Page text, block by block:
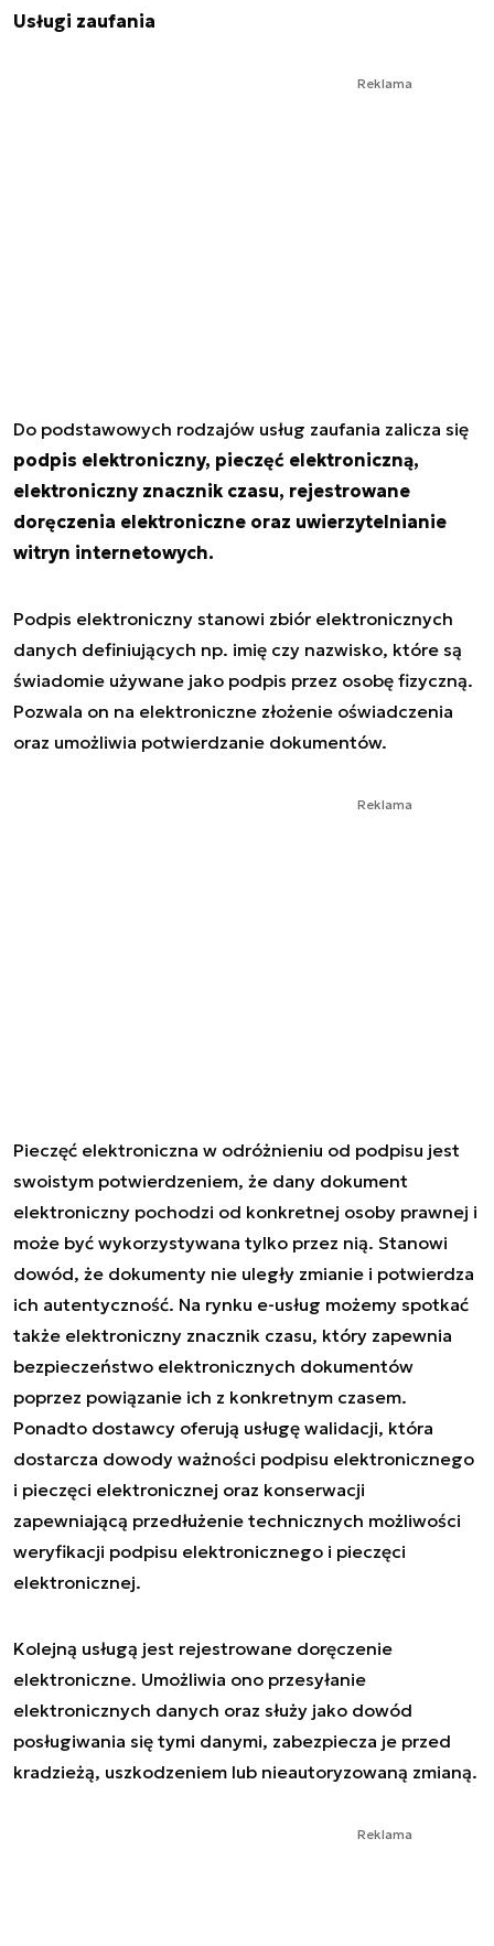
Usługi zaufania
Reklama
Do podstawowych rodzajów usług zaufania zalicza się
podpis elektroniczny, pieczęć elektroniczną,
elektroniczny znacznik czasu, rejestrowane
doręczenia elektroniczne oraz uwierzytelnianie
witryn internetowych.
Podpis elektroniczny stanowi zbiór elektronicznych
danych definiujących np. imię czy nazwisko, które są
świadomie używane jako podpis przez osobę fizyczną.
Pozwala on na elektroniczne złożenie oświadczenia
oraz umożliwia potwierdzanie dokumentów.
Reklama
Pieczęć elektroniczna w odróżnieniu od podpisu jest
swoistym potwierdzeniem, że dany dokument
elektroniczny pochodzi od konkretnej osoby prawnej i
może być wykorzystywana tylko przez nią. Stanowi
dowód, że dokumenty nie uległy zmianie i potwierdza
ich autentyczność. Na rynku e-usług możemy spotkać
także elektroniczny znacznik czasu, który zapewnia
bezpieczeństwo elektronicznych dokumentów
poprzez powiązanie ich z konkretnym czasem.
Ponadto dostawcy oferują usługę walidacji, która
dostarcza dowody ważności podpisu elektronicznego
i pieczęci elektronicznej oraz konserwacji
zapewniającą przedłużenie technicznych możliwości
weryfikacji podpisu elektronicznego i pieczęci
elektronicznej.
Kolejną usługą jest rejestrowane doręczenie
elektroniczne. Umożliwia ono przesyłanie
elektronicznych danych oraz służy jako dowód
posługiwania się tymi danymi, zabezpiecza je przed
kradzieżą, uszkodzeniem lub nieautoryzowaną zmianą.
Reklama